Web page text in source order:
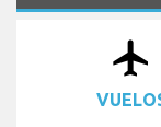
airplanemode_active